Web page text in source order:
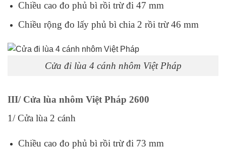
Chiều cao đo phủ bì rồi trừ đi 47 mm
Chiều rộng đo lấy phủ bì chia 2 rồi trừ 46 mm
Cửa đi lùa 4 cánh nhôm Việt Pháp
III/ Cửa lùa nhôm Việt Pháp 2600
1/ Cửa lùa 2 cánh
Chiều cao đo phủ bì rồi trừ đi 73 mm